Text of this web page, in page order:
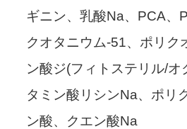
ギニン、乳酸Na、PCA、
クオタニウム-51、ポリク
ン酸ジ(フィトステリル/
タミン酸リシンNa、ポリ
ン酸、クエン酸Na